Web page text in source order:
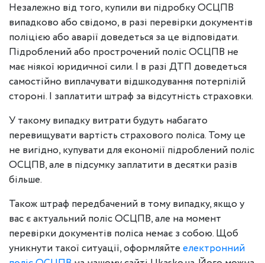
Незалежно від того, купили ви підробку ОСЦПВ
випадково або свідомо, в разі перевірки документів
поліцією або аварії доведеться за це відповідати.
Підроблений або прострочений поліс ОСЦПВ не
має ніякої юридичної сили. І в разі ДТП доведеться
самостійно виплачувати відшкодування потерпілій
стороні. І заплатити штраф за відсутність страховки.
У такому випадку витрати будуть набагато
перевищувати вартість страхового поліса. Тому це
не вигідно, купувати для економії підроблений поліс
ОСЦПВ, але в підсумку заплатити в десятки разів
більше.
Також штраф передбачений в тому випадку, якщо у
вас є актуальний поліс ОСЦПВ, але на момент
перевірки документів поліса немає з собою. Щоб
уникнути такої ситуації, оформляйте електронний